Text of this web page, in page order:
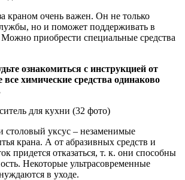
краном очень важен. Он не только
но и поможет поддерживать в
приобрести специальные средства
ознакомиться с инструкцией от
химические средства одинаково
столовый уксус – незаменимые
крана. А от абразивных средств и
придется отказаться, т. к. они способны
Некоторые ультрасовременные
в уходе.